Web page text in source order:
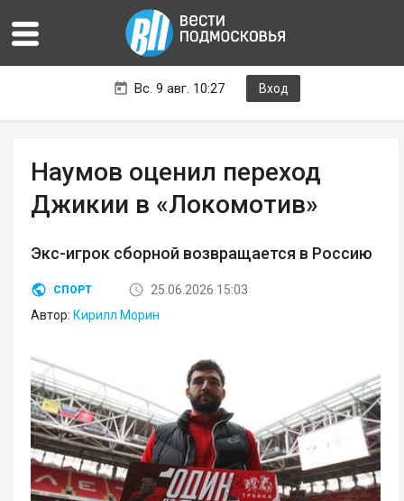
Вс. 9 авг. 10:27 Вход
Наумов оценил переход
Джикии в «Локомотив»
Экс-игрок сборной возвращается в Россию
СПОРТ
25.06.2026 15:03
Автор: Кирилл Морин